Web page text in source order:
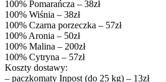
100% Pomarańcza – 38zł
100% Wiśnia – 38zł
100% Czarna porzeczka – 57zł
100% Aronia – 50zł
100% Malina – 200zł
100% Cytryna – 57zł
Koszty dostawy:
– paczkomaty Inpost (do 25 kg) – 13zł